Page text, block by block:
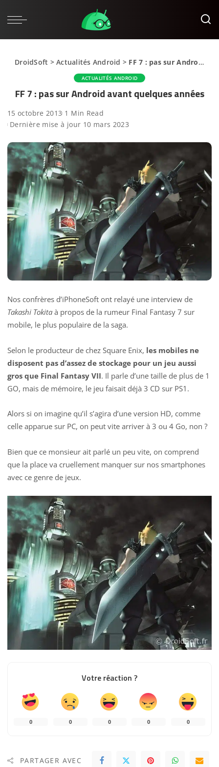
DroidSoft >Actualités Android > FF 7 : pas sur Android avant quelques années
ACTUALITÉS ANDROID
FF 7 : pas sur Android avant quelques années
15 octobre 2013 1 Min Read
Dernière mise à jour 10 mars 2023
Nos confrères d’iPhoneSoft ont relayé une interview de
Takashi Tokita à propos de la rumeur Final Fantasy 7 sur
mobile, le plus populaire de la saga.
Selon le producteur de chez Square Enix, les mobiles ne
disposent pas d’assez de stockage pour un jeu aussi
gros que Final Fantasy VII. Il parle d’une taille de plus de 1
GO, mais de mémoire, le jeu faisait déjà 3 CD sur PS1.
Alors si on imagine qu’il s’agira d’une version HD, comme
celle apparue sur PC, on peut vite arriver à 3 ou 4 Go, non ?
Bien que ce monsieur ait parlé un peu vite, on comprend
que la place va cruellement manquer sur nos smartphones
avec ce genre de jeux.
Votre réaction ?
0 0 0 0 0
PARTAGER AVEC